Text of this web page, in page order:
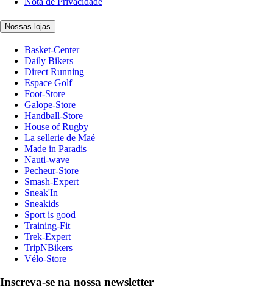
Nossas lojas
Basket-Center
Daily Bikers
Direct Running
Espace Golf
Foot-Store
Galope-Store
Handball-Store
House of Rugby
La sellerie de Maé
Made in Paradis
Nauti-wave
Pecheur-Store
Smash-Expert
Sneak'In
Sneakids
Sport is good
Training-Fit
Trek-Expert
TripNBikers
Vélo-Store
Inscreva-se na nossa newsletter